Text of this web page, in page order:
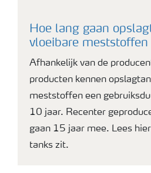
Hoe lang gaan
vloeibare meststoffen
Afhankelijk van de
producten kennen
meststoffen een
10 jaar. Recenter
gaan 15 jaar mee. Lees
tanks zit.